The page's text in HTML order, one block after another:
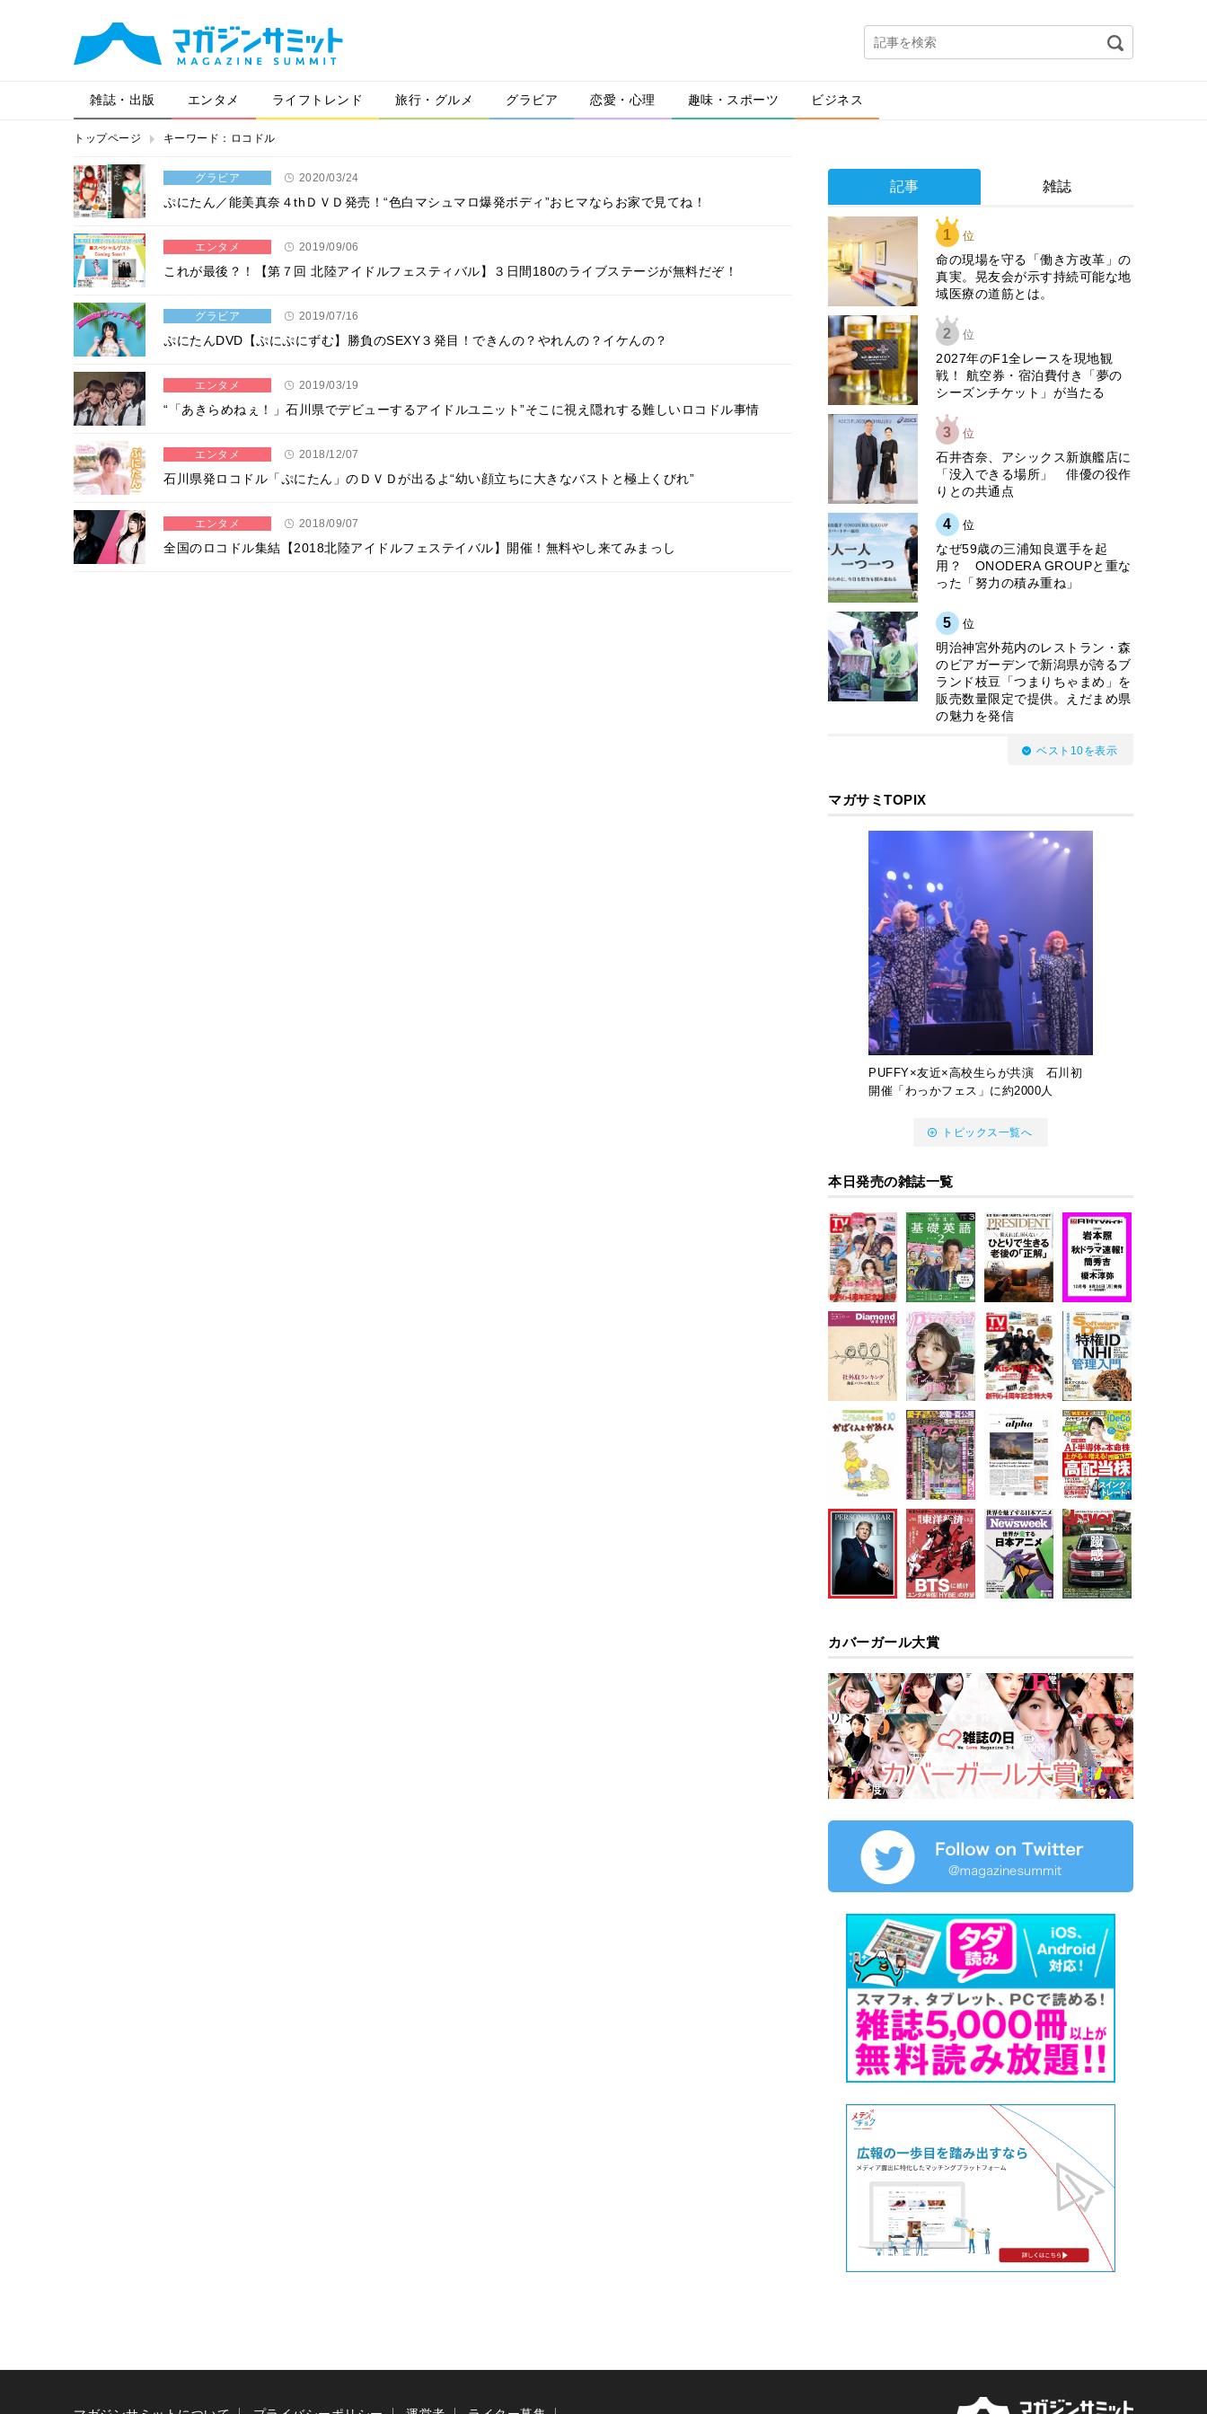
雑誌・出版 エンタメ ライフトレンド 旅行・グルメ グラビア 恋愛・心理 趣味・スポーツ ビジネス
トップページ キーワード：ロコドル
グラビア 2020/03/24
ぷにたん／能美真奈４thＤＶＤ発売！“色白マシュマロ爆発ボディ”おヒマならお家で見てね！
エンタメ 2019/09/06
これが最後？！【第７回 北陸アイドルフェスティバル】３日間180のライブステージが無料だぞ！
グラビア 2019/07/16
ぷにたんDVD【ぷにぷにずむ】勝負のSEXY３発目！できんの？やれんの？イケんの？
エンタメ 2019/03/19
“「あきらめねぇ！」石川県でデビューするアイドルユニット”そこに視え隠れする難しいロコドル事情
エンタメ 2018/12/07
石川県発ロコドル「ぷにたん」のＤＶＤが出るよ“幼い顔立ちに大きなバストと極上くびれ”
エンタメ 2018/09/07
全国のロコドル集結【2018北陸アイドルフェステイバル】開催！無料やし来てみまっし
記事 雑誌
1 位
​命の現場を守る「働き方改革」の
真実。晃友会が示す持続可能な地
域医療の道筋とは。
2 位
2027年のF1全レースを現地観
戦！ 航空券・宿泊費付き「夢の
シーズンチケット」が当たる
3 位
石井杏奈、アシックス新旗艦店に
「没入できる場所」 俳優の役作
りとの共通点
4 位
なぜ59歳の三浦知良選手を起
用？ ONODERA GROUPと重な
った「努力の積み重ね」
5 位
明治神宮外苑内のレストラン・森
のビアガーデンで新潟県が誇るブ
ランド枝豆「つまりちゃまめ」を
販売数量限定で提供。えだまめ県
の魅力を発信
ベスト10を表示
マガサミTOPIX
PUFFY×友近×高校生らが共演 石川初
開催「わっかフェス」に約2000人
トピックス一覧へ
本日発売の雑誌一覧
カバーガール大賞